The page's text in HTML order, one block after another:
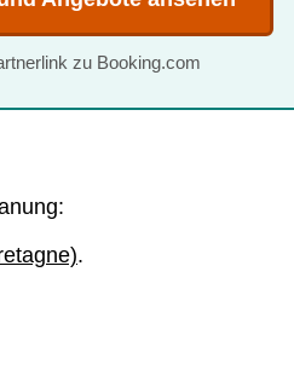
zu Booking.com
.